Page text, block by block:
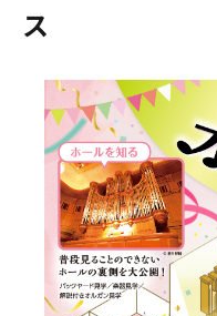
ス